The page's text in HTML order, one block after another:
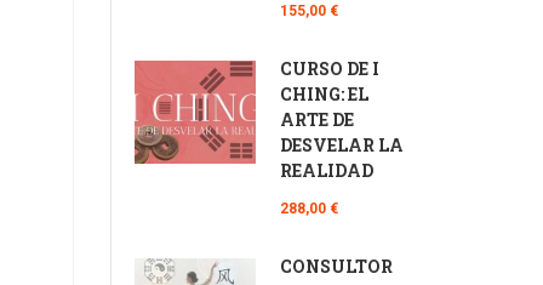
155,00 €
CURSO DE I
CHING: EL
ARTE DE
DESVELAR LA
REALIDAD
288,00 €
CONSULTOR